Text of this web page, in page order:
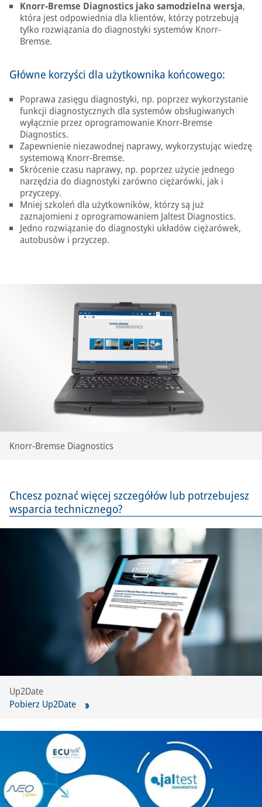
Knorr-Bremse Diagnostics jako samodzielna wersja,
która jest odpowiednia dla klientów, którzy potrzebują
tylko rozwiązania do diagnostyki systemów Knorr-
Bremse.
Główne korzyści dla użytkownika końcowego:
Poprawa zasięgu diagnostyki, np. poprzez wykorzystanie
funkcji diagnostycznych dla systemów obsługiwanych
wyłącznie przez oprogramowanie Knorr-Bremse
Diagnostics.
Zapewnienie niezawodnej naprawy, wykorzystując wiedzę
systemową Knorr-Bremse.
Skrócenie czasu naprawy, np. poprzez użycie jednego
narzędzia do diagnostyki zarówno ciężarówki, jak i
przyczepy.
Mniej szkoleń dla użytkowników, którzy są już
zaznajomieni z oprogramowaniem Jaltest Diagnostics.
Jedno rozwiązanie do diagnostyki układów ciężarówek,
autobusów i przyczep.
Knorr-Bremse Diagnostics
Chcesz poznać więcej szczegółów lub potrzebujesz
wsparcia technicznego?
Up2Date
Pobierz Up2Date